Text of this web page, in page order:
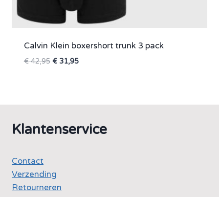
Calvin Klein boxershort trunk 3 pack
€42,95 Oorspronkelijke
€31,95Huidige
Klantenservice
Contact
Verzending
Retourneren